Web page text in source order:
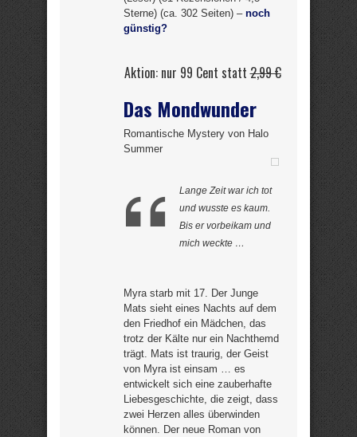
Sterne) (ca. 302 Seiten) – noch
günstig?
Aktion: nur 99 Cent statt2,99 €
Das Mondwunder
Romantische Mystery von Halo
Summer
Lange Zeit war ich tot
und wusste es kaum.
Bis er vorbeikam und
mich weckte …
Myra starb mit 17. Der Junge
Mats sieht eines Nachts auf dem
den Friedhof ein Mädchen, das
trotz der Kälte nur ein Nachthemd
trägt. Mats ist traurig, der Geist
von Myra ist einsam … es
entwickelt sich eine zauberhafte
Liebesgeschichte, die zeigt, dass
zwei Herzen alles überwinden
können. Der neue Roman von